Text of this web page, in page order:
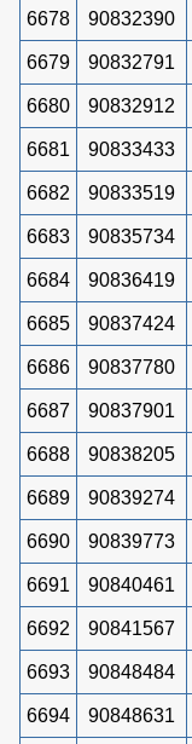
6678 90832390
6679 90832791
6680 90832912
6681 90833433
6682 90833519
6683 90835734
6684 90836419
6685 90837424
6686 90837780
6687 90837901
6688 90838205
6689 90839274
6690 90839773
6691 90840461
6692 90841567
6693 90848484
6694 90848631